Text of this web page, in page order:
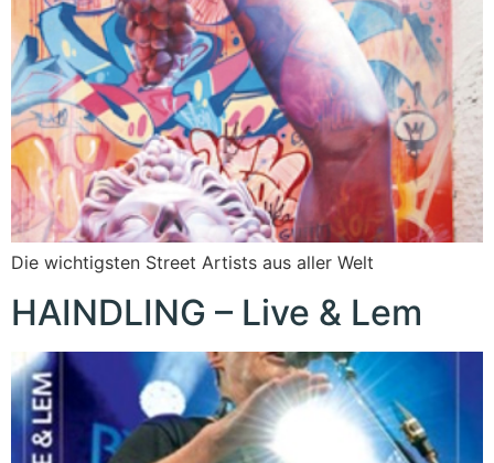
Die wichtigsten Street Artists aus aller Welt
HAINDLING – Live & Lem